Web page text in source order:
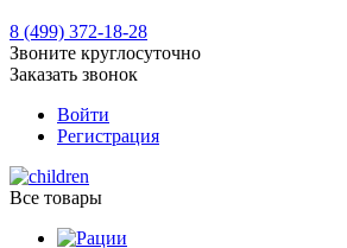
8 (499) 372-18-28
Звоните круглосуточно
Заказать звонок
Войти
Регистрация
Все товары